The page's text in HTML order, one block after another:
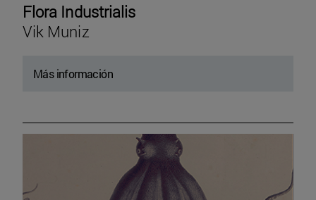
Flora Industrialis
Vik Muniz
Más información